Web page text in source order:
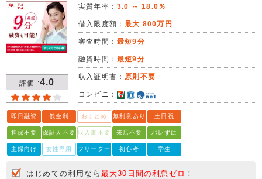
評価 :4.0
実質年率： 3.0 ～ 18.0％
借入限度額：最大 800万円
審査時間： 最短9分
融資時間： 最短9分
収入証明書： 原則不要
コンビニ：
即日融資 低金利 おまとめ 無利息あり 土日祝
担保不要 保証人不要 収入書不要 来店不要 バレずに
主婦向け 女性専用 フリーター 初心者 学生
はじめての利用なら 最大30日間の利息ゼロ ！